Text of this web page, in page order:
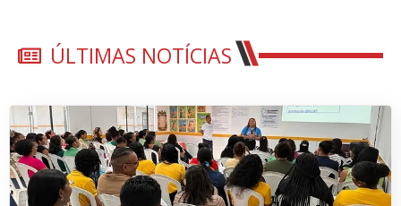
ÚLTIMAS NOTÍCIAS